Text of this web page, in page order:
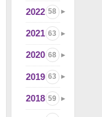
2022 58
2021 63
2020 68
2019 63
2018 59